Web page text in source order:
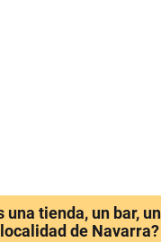
una tienda, un bar,
de Navarra?